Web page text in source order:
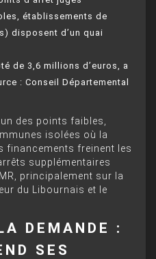
établissements de
disposent d’un quai
de 3,6 millions d’euros, a
: Conseil Départemental
des points faibles,
isolées où la
financements freinent les
supplémentaires
principalement sur la
du Libournais et le
DEMANDE :
SES